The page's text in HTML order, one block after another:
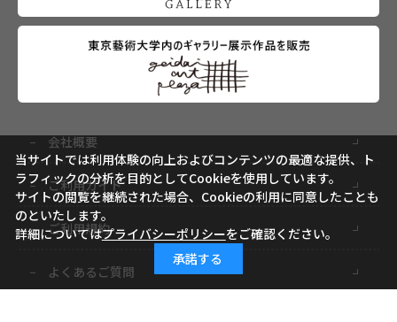
会社概要
ご利用ガイド
ご利用規約
よくあるご質問
当サイトでは利用体験の向上およびコンテンツの最適な提供、ト
ラフィックの分析を目的としてCookieを使用しています。
サイトの閲覧を継続された場合、Cookieの利用に同意したことも
のといたします。
詳細についてはプライバシーポリシーをご確認ください。
承諾する